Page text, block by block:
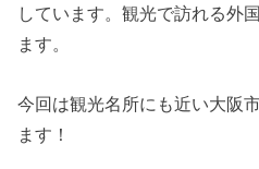
しています。観光で訪れる外
ます。
今回は観光名所にも近い大阪
ます！